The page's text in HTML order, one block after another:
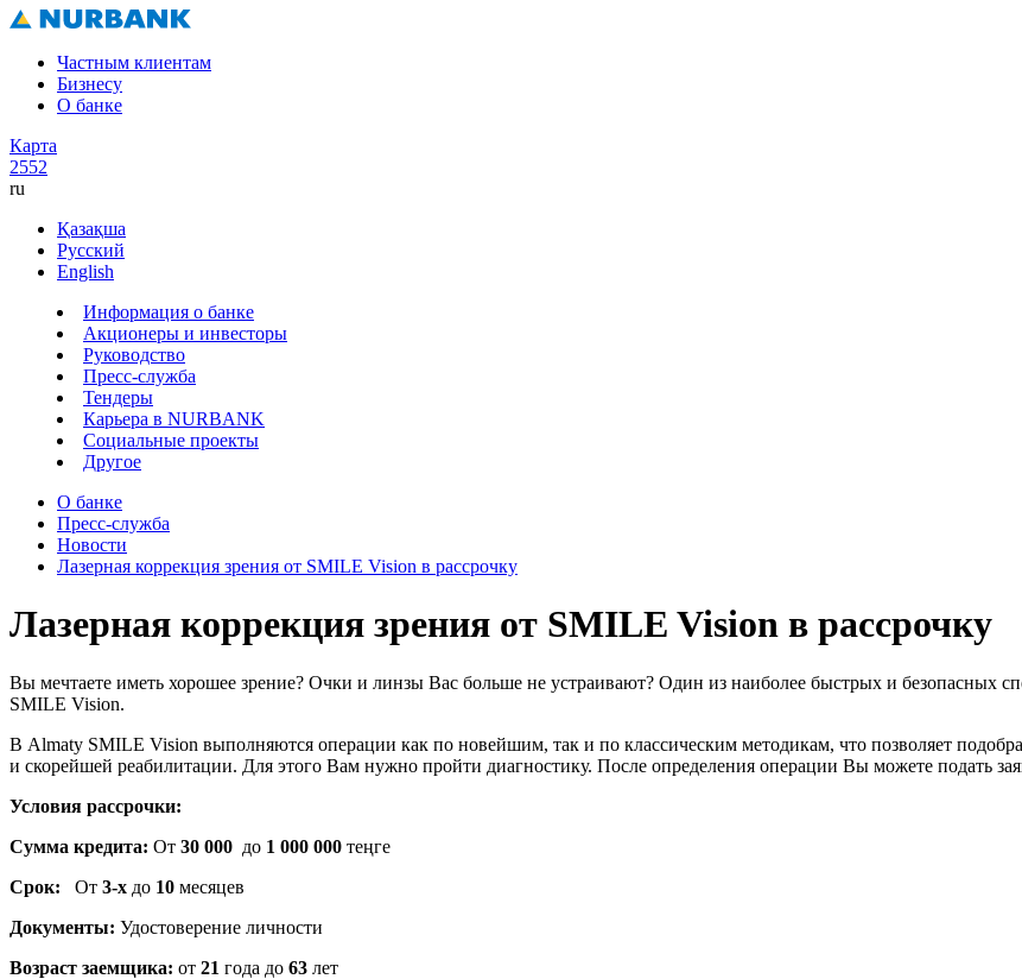
Частным клиентам
Бизнесу
О банке
Карта
2552
ru
Қазақша
Русский
English
Информация о банке
Акционеры и инвесторы
Руководство
Пресс-служба
Тендеры
Карьера в NURBANK
Социальные проекты
Другое
О банке
Пресс-служба
Новости
Лазерная коррекция зрения от SMILE Vision в рассрочку
Лазерная коррекция зрения от SMILE Vision в рассрочку
Вы мечтаете иметь хорошее зрение? Очки и линзы Вас больше не устраивают? Один из наиболее быстрых и безопасных
SMILE Vision.
В Almaty SMILE Vision выполняются операции как по новейшим, так и по классическим методикам, что позволяет
и скорейшей реабилитации. Для этого Вам нужно пройти диагностику. После определения операции Вы можете подать
Условия рассрочки:
Сумма кредита: От 30 000 до 1 000 000 теңге
Срок: От 3-х до 10 месяцев
Документы: Удостоверение личности
Возраст заемщика: от 21 года до 63 лет